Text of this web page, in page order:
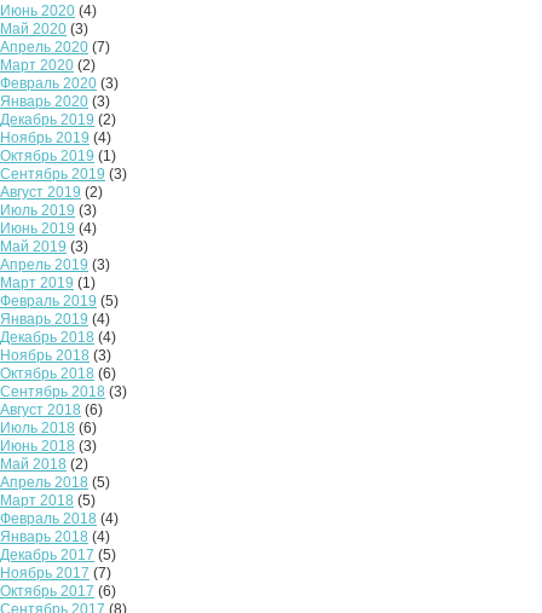
Июнь 2020 (4)
Май 2020 (3)
Апрель 2020 (7)
Март 2020 (2)
Февраль 2020 (3)
Январь 2020 (3)
Декабрь 2019 (2)
Ноябрь 2019 (4)
Октябрь 2019 (1)
Сентябрь 2019 (3)
Август 2019 (2)
Июль 2019 (3)
Июнь 2019 (4)
Май 2019 (3)
Апрель 2019 (3)
Март 2019 (1)
Февраль 2019 (5)
Январь 2019 (4)
Декабрь 2018 (4)
Ноябрь 2018 (3)
Октябрь 2018 (6)
Сентябрь 2018 (3)
Август 2018 (6)
Июль 2018 (6)
Июнь 2018 (3)
Май 2018 (2)
Апрель 2018 (5)
Март 2018 (5)
Февраль 2018 (4)
Январь 2018 (4)
Декабрь 2017 (5)
Ноябрь 2017 (7)
Октябрь 2017 (6)
Сентябрь 2017 (8)